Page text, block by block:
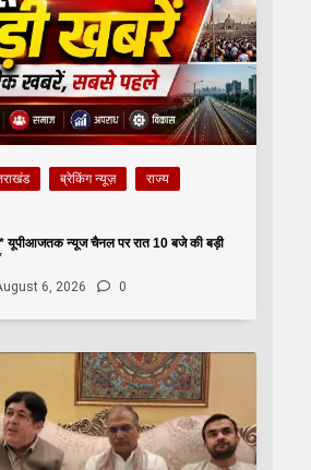
ब्रेकिंग न्यूज़
राज्य
यूपीआजतक न्यूज चैनल पर रात 10 बजे की बड़ी
6, 2026 0